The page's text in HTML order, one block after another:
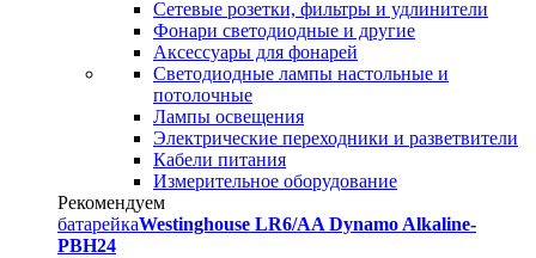
Сетевые розетки, фильтры и удлинители
Фонари светодиодные и другие
Аксессуары для фонарей
Светодиодные лампы настольные и
потолочные
Лампы освещения
Электрические переходники и разветвители
Кабели питания
Измерительное оборудование
Рекомендуем
батарейкаWestinghouse LR6/AA Dynamo Alkaline-
PBH24